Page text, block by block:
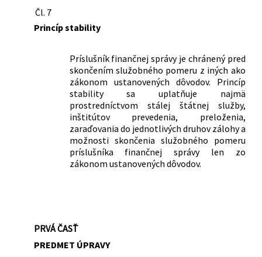
Čl. 7
Princíp stability
Príslušník finančnej správy je chránený pred
skončením služobného pomeru z iných ako
zákonom ustanovených dôvodov. Princíp
stability sa uplatňuje najmä
prostredníctvom stálej štátnej služby,
inštitútov prevedenia, preloženia,
zaraďovania do jednotlivých druhov zálohy a
možnosti skončenia služobného pomeru
príslušníka finančnej správy len zo
zákonom ustanovených dôvodov.
PRVÁ ČASŤ
PREDMET ÚPRAVY